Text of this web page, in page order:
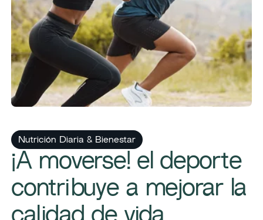
Nutrición Diaria & Bienestar
¡A moverse! el deporte
contribuye a mejorar la